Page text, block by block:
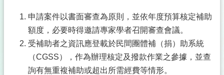
申請案件以書面審查為原則，並依年度預算核定補助
額度，必要時得邀請專家學者召開審查會議。
受補助者之資訊應登載於民間團體補（捐）助系統
（CGSS），作為辦理核定及撥款作業之參據，並查
詢有無重複補助或超出所需經費等情形。